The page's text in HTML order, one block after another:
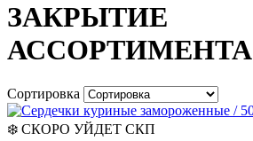
ЗАКРЫТИЕ
АССОРТИМЕНТА
Сортировка
❄️ СКОРО УЙДЕТ СКП